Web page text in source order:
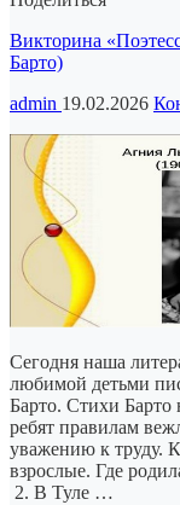
Викторина
Барто)
admin 19.02.2026
Сегодня наша
любимой детьми
Барто. Стихи Барто
ребят правилам
уважению к труду.
взрослые. Где
2. В Туле …